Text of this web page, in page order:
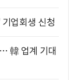
업회생 신청
韓 업계 기대